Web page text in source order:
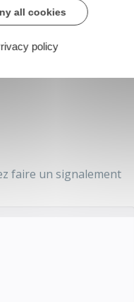
juristes et de
faire un signalement
all cookies
policy